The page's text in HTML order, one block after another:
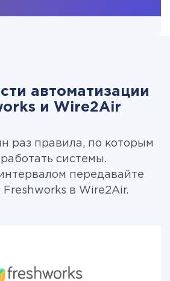
автоматизации
и Wire2Air
раз правила, по которым
системы.
передавайте
в Wire2Air.